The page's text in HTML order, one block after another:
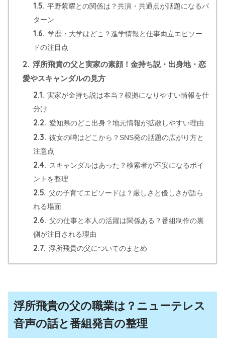
1.5. 平野紫耀との関係は？共演・共通点が話題になるパ
ターン
1.6. 学歴・大学はどこ？進学情報と仕事両立エピソー
ドの注目点
2. 浮所飛貴の父と実家の素顔！金持ち説・出身地・恋
愛やスキャンダルの見方
2.1. 実家が金持ち説は本当？根拠になりやすい情報を仕
分け
2.2. 愛知県のどこ出身？地元情報が拡散しやすい理由
2.3. 彼女の噂はどこから？SNS発の話題の広がり方と
注意点
2.4. スキャンダルはあった？検索者が不安になるポイ
ントを整理
2.5. 父の子育てエピソードは？厳しさと優しさが語ら
れる場面
2.6. 父の仕事と本人の活躍は関係ある？番組制作の裏
側が注目される理由
2.7. 浮所飛貴の父についてのまとめ
浮所飛貴の父の職業は？ニューテレス
音声の話と番組発言の整理